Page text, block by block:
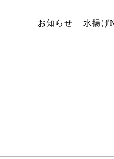
お知らせ 水揚げ